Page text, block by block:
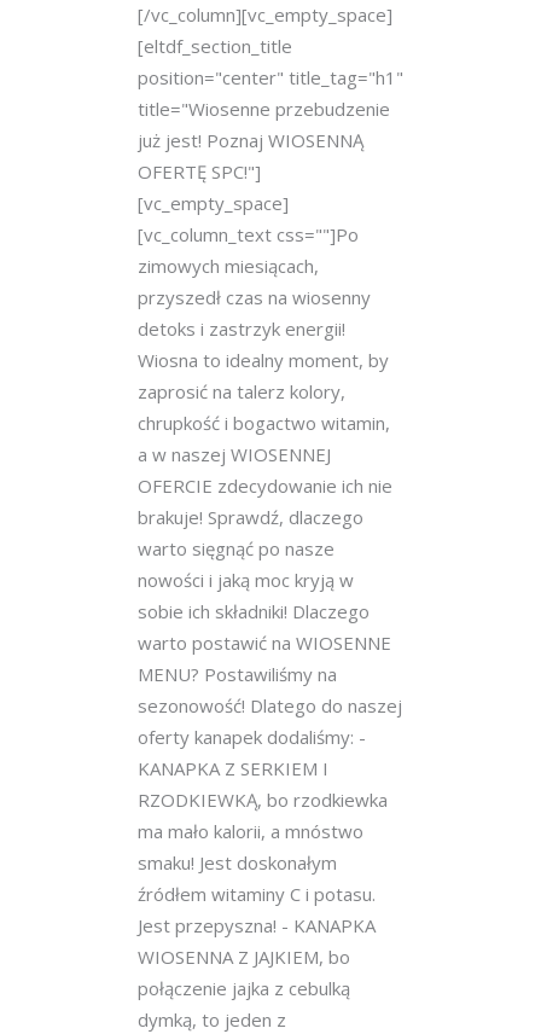
[/vc_column][vc_empty_space]
[eltdf_section_title
position="center" title_tag="h1"
title="Wiosenne przebudzenie
już jest! Poznaj WIOSENNĄ
OFERTĘ SPC!"]
[vc_empty_space]
[vc_column_text css=""]Po
zimowych miesiącach,
przyszedł czas na wiosenny
detoks i zastrzyk energii!
Wiosna to idealny moment, by
zaprosić na talerz kolory,
chrupkość i bogactwo witamin,
a w naszej WIOSENNEJ
OFERCIE zdecydowanie ich nie
brakuje! Sprawdź, dlaczego
warto sięgnąć po nasze
nowości i jaką moc kryją w
sobie ich składniki! Dlaczego
warto postawić na WIOSENNE
MENU? Postawiliśmy na
sezonowość! Dlatego do naszej
oferty kanapek dodaliśmy: -
KANAPKA Z SERKIEM I
RZODKIEWKĄ, bo rzodkiewka
ma mało kalorii, a mnóstwo
smaku! Jest doskonałym
źródłem witaminy C i potasu.
Jest przepyszna! - KANAPKA
WIOSENNA Z JAJKIEM, bo
połączenie jajka z cebulką
dymką, to jeden z